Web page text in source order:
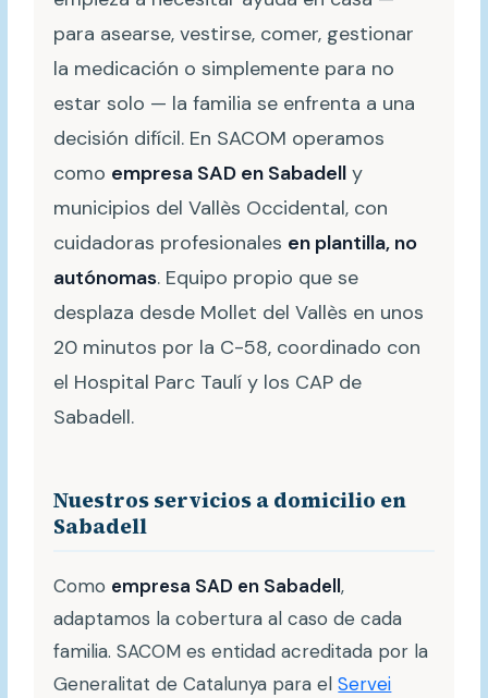
para asearse, vestirse, comer, gestionar
la medicación o simplemente para no
estar solo — la familia se enfrenta a una
decisión difícil. En SACOM operamos
como empresa SAD en Sabadell y
municipios del Vallès Occidental, con
cuidadoras profesionales en plantilla, no
autónomas. Equipo propio que se
desplaza desde Mollet del Vallès en unos
20 minutos por la C-58, coordinado con
el Hospital Parc Taulí y los CAP de
Sabadell.
Nuestros servicios a domicilio en
Sabadell
Como empresa SAD en Sabadell,
adaptamos la cobertura al caso de cada
familia. SACOM es entidad acreditada por la
Generalitat de Catalunya para elServei